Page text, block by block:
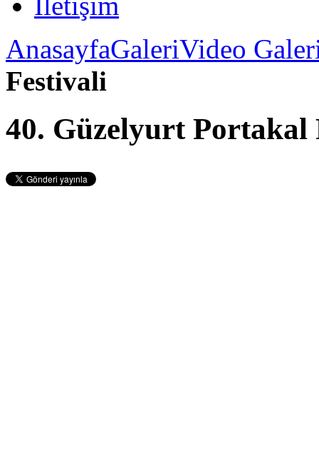
AnasayfaGaleriVideo
Festivali
40. Güzelyurt Portakal